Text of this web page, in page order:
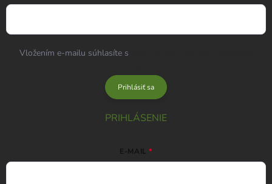
Vložením e-mailu súhlasíte s
Prihlásiť sa
PRIHLÁSENIE
E-MAIL